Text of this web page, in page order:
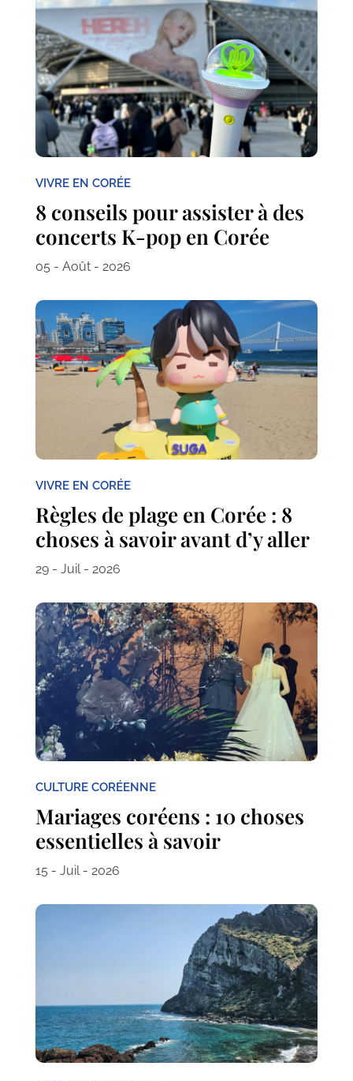
VIVRE EN CORÉE
8 conseils pour assister à des
concerts K-pop en Corée
05 - Août - 2026
VIVRE EN CORÉE
Règles de plage en Corée : 8
choses à savoir avant d’y aller
29 - Juil - 2026
CULTURE CORÉENNE
Mariages coréens : 10 choses
essentielles à savoir
15 - Juil - 2026